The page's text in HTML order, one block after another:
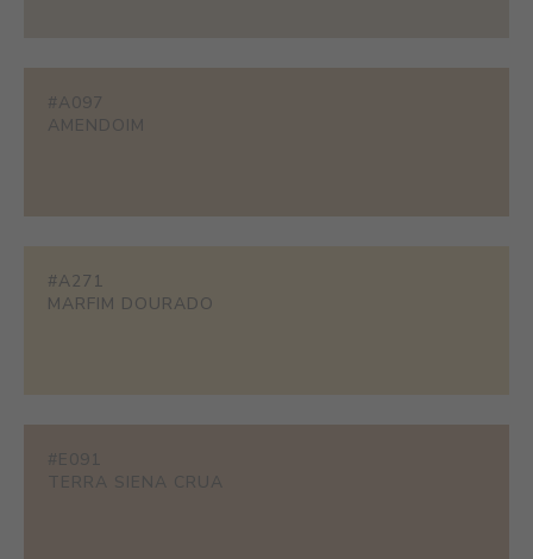
#A097
AMENDOIM
#A271
MARFIM DOURADO
#E091
TERRA SIENA CRUA